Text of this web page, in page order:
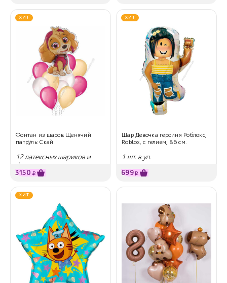
ХИТ
Фонтан из шаров Щенячий
патруль: Скай
12 латексных шариков и
фигура
3150 ₽
ХИТ
Шар Девочка героиня Роблокс,
Roblox, с гелием, 86 см.
1 шт. в уп.
699₽
ХИТ